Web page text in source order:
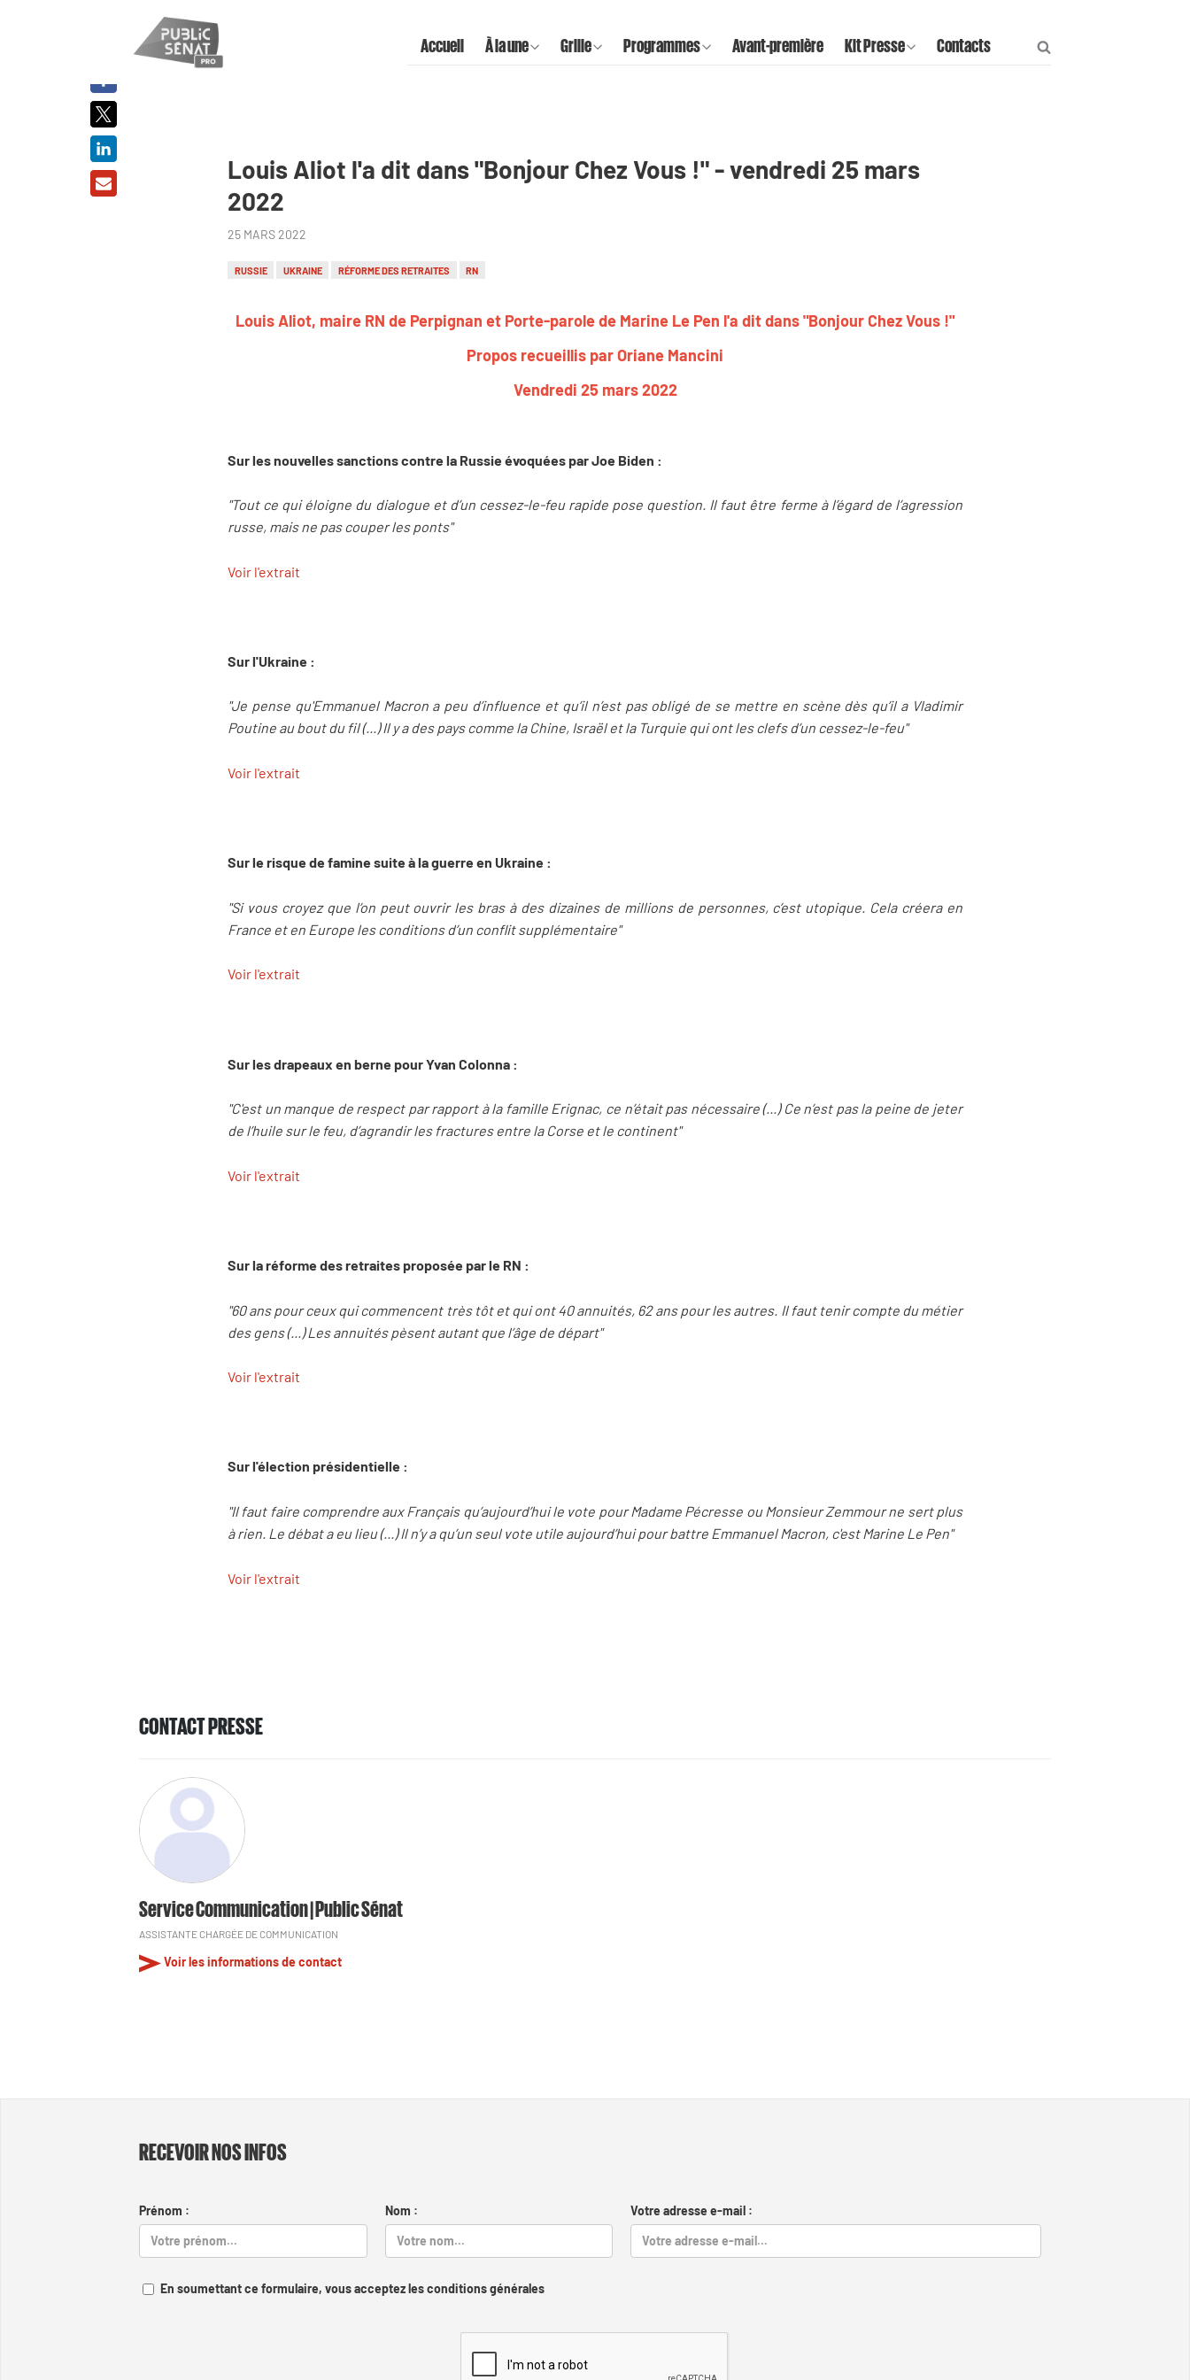
Accueil À la une Grille Programmes Avant-première Kit Presse Contacts
Louis Aliot l'a dit dans "Bonjour Chez Vous !" - vendredi 25 mars
2022
25 MARS 2022
RUSSIE UKRAINE RÉFORME DES RETRAITES RN
Louis Aliot, maire RN de Perpignan et Porte-parole de Marine Le Pen l'a dit dans "Bonjour Chez Vous !"
Propos recueillis par Oriane Mancini
Vendredi 25 mars 2022
Sur les nouvelles sanctions contre la Russie évoquées par Joe Biden :
"Tout ce qui éloigne du dialogue et d’un cessez-le-feu rapide pose question. Il faut être ferme à l’égard de l’agression
russe, mais ne pas couper les ponts"
Voir l'extrait
Sur l'Ukraine :
"Je pense qu'Emmanuel Macron a peu d’influence et qu’il n’est pas obligé de se mettre en scène dès qu’il a Vladimir
Poutine au bout du fil (...) Il y a des pays comme la Chine, Israël et la Turquie qui ont les clefs d’un cessez-le-feu"
Voir l'extrait
Sur le risque de famine suite à la guerre en Ukraine :
"Si vous croyez que l’on peut ouvrir les bras à des dizaines de millions de personnes, c’est utopique. Cela créera en
France et en Europe les conditions d’un conflit supplémentaire"
Voir l'extrait
Sur les drapeaux en berne pour Yvan Colonna :
"C'est un manque de respect par rapport à la famille Erignac, ce n’était pas nécessaire (...) Ce n’est pas la peine de jeter
de l’huile sur le feu, d’agrandir les fractures entre la Corse et le continent"
Voir l'extrait
Sur la réforme des retraites proposée par le RN :
"60 ans pour ceux qui commencent très tôt et qui ont 40 annuités, 62 ans pour les autres. Il faut tenir compte du métier
des gens (...) Les annuités pèsent autant que l’âge de départ"
Voir l'extrait
Sur l'élection présidentielle :
"Il faut faire comprendre aux Français qu’aujourd’hui le vote pour Madame Pécresse ou Monsieur Zemmour ne sert plus
à rien. Le débat a eu lieu (...) Il n’y a qu’un seul vote utile aujourd’hui pour battre Emmanuel Macron, c'est Marine Le Pen"
Voir l'extrait
CONTACT PRESSE
Service Communication | Public Sénat
ASSISTANTE CHARGÉE DE COMMUNICATION
Voir les informations de contact
RECEVOIR NOS INFOS
Prénom : Nom : Votre adresse e-mail :
En soumettant ce formulaire, vous acceptez les conditions générales